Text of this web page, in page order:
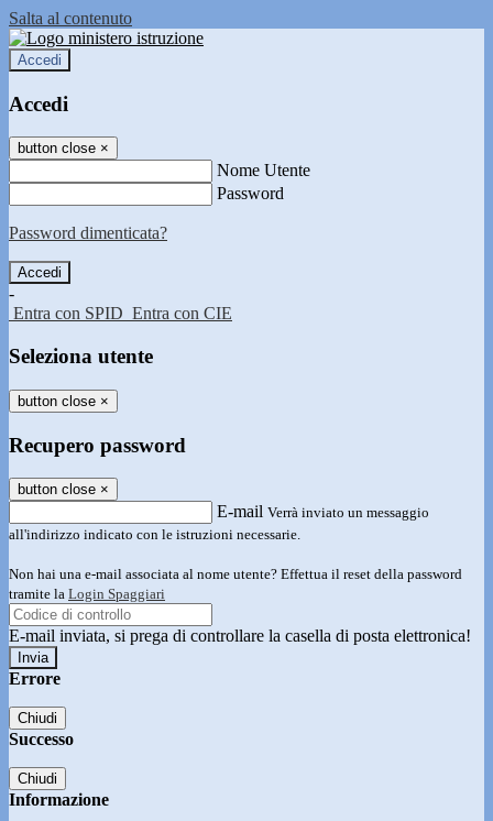
Salta al contenuto
Accedi
Accedi
button close ×
Nome Utente
Password
Password dimenticata?
-
Entra con SPID Entra con CIE
Seleziona utente
button close ×
Recupero password
button close ×
E-mail Verrà inviato un messaggio
all'indirizzo indicato con le istruzioni necessarie.
Non hai una e-mail associata al nome utente? Effettua il reset della password
tramite la Login Spaggiari
E-mail inviata, si prega di controllare la casella di posta elettronica!
Errore
Chiudi
Successo
Chiudi
Informazione